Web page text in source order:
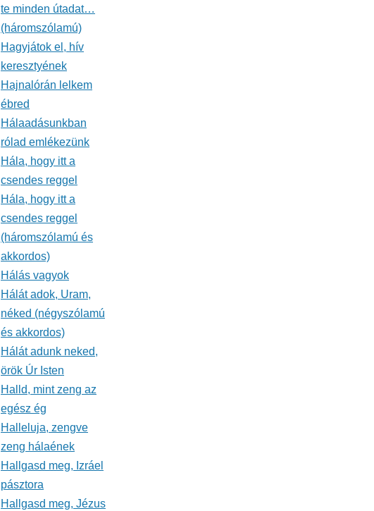
te minden útadat…
(háromszólamú)
Hagyjátok el, hív
keresztyének
Hajnalórán lelkem
ébred
Hálaadásunkban
rólad emlékezünk
Hála, hogy itt a
csendes reggel
Hála, hogy itt a
csendes reggel
(háromszólamú és
akkordos)
Hálás vagyok
Hálát adok, Uram,
néked (négyszólamú
és akkordos)
Hálát adunk neked,
örök Úr Isten
Halld, mint zeng az
egész ég
Halleluja, zengve
zeng hálaének
Hallgasd meg, Izráel
pásztora
Hallgasd meg, Jézus